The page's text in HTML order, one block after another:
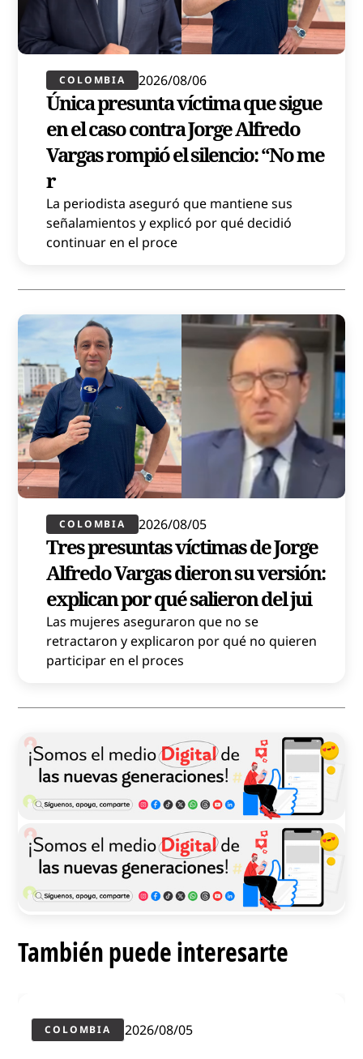
COLOMBIA 2026/08/06
Única presunta víctima que sigue
en el caso contra Jorge Alfredo
Vargas rompió el silencio: “No me
r
La periodista aseguró que mantiene sus
señalamientos y explicó por qué decidió
continuar en el proce
COLOMBIA 2026/08/05
Tres presuntas víctimas de Jorge
Alfredo Vargas dieron su versión:
explican por qué salieron del jui
Las mujeres aseguraron que no se
retractaron y explicaron por qué no quieren
participar en el proces
También puede interesarte
COLOMBIA 2026/08/05